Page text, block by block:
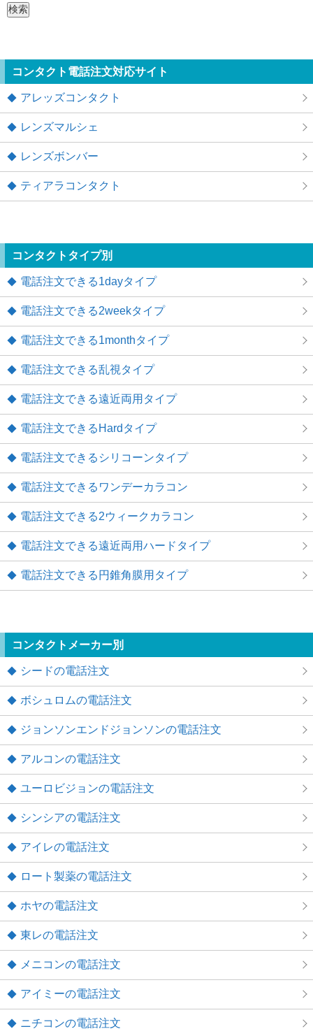
コンタクト電話注文対応サイト
アレッズコンタクト
レンズマルシェ
レンズボンバー
ティアラコンタクト
コンタクトタイプ別
電話注文できる1dayタイプ
電話注文できる2weekタイプ
電話注文できる1monthタイプ
電話注文できる乱視タイプ
電話注文できる遠近両用タイプ
電話注文できるHardタイプ
電話注文できるシリコーンタイプ
電話注文できるワンデーカラコン
電話注文できる2ウィークカラコン
電話注文できる遠近両用ハードタイプ
電話注文できる円錐角膜用タイプ
コンタクトメーカー別
シードの電話注文
ボシュロムの電話注文
ジョンソンエンドジョンソンの電話注文
アルコンの電話注文
ユーロビジョンの電話注文
シンシアの電話注文
アイレの電話注文
ロート製薬の電話注文
ホヤの電話注文
東レの電話注文
メニコンの電話注文
アイミーの電話注文
ニチコンの電話注文